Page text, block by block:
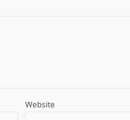
Website